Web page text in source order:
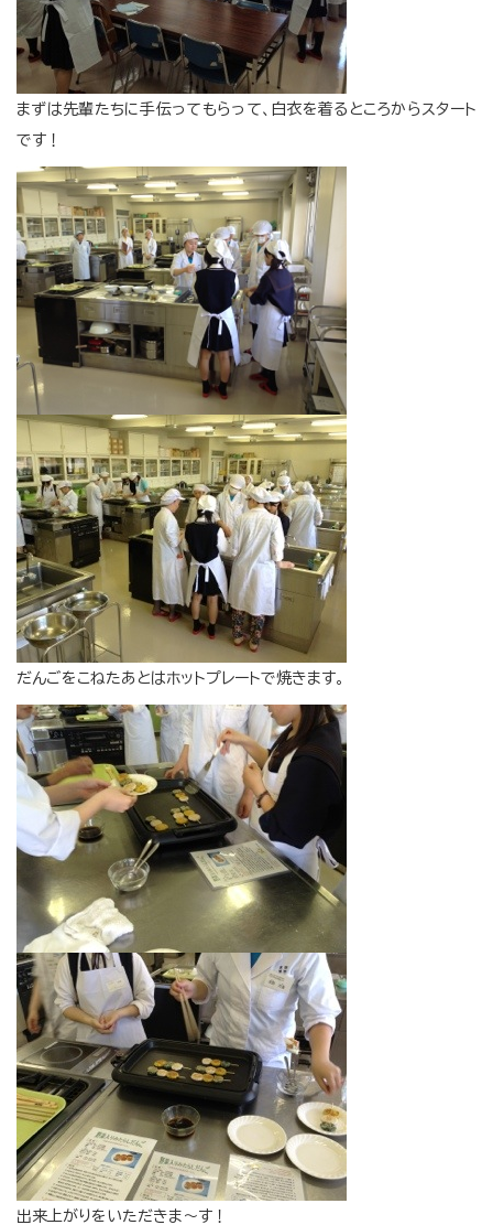
まずは先輩たちに手伝ってもらって、白衣を着るところからスタート
です！
だんごをこねたあとはホットプレートで焼きます。
出来上がりをいただきま〜す！